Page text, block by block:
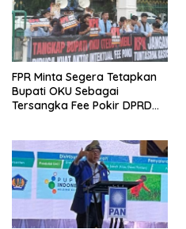
FPR Minta Segera Tetapkan
Bupati OKU Sebagai
Tersangka Fee Pokir DPRD